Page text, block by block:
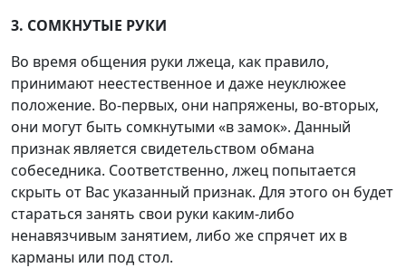
3. СОМКНУТЫЕ РУКИ
Во время общения руки лжеца, как правило,
принимают неестественное и даже неуклюжее
положение. Во-первых, они напряжены, во-вторых,
они могут быть сомкнутыми «в замок». Данный
признак является свидетельством обмана
собеседника. Соответственно, лжец попытается
скрыть от Вас указанный признак. Для этого он будет
стараться занять свои руки каким-либо
ненавязчивым занятием, либо же спрячет их в
карманы или под стол.